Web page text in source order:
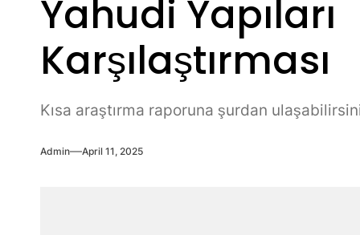
Yahudi Yapıları
Karşılaştırması
Kısa araştırma raporuna şurdan
Admin April 11, 2025